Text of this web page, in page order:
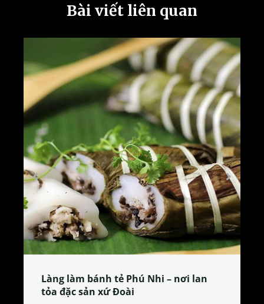
Bài viết liên quan
Làng làm bánh tẻ Phú Nhi – nơi lan
tỏa đặc sản xứ Đoài